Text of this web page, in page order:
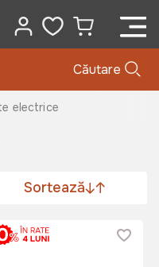
Căutare
electrice
Sortează